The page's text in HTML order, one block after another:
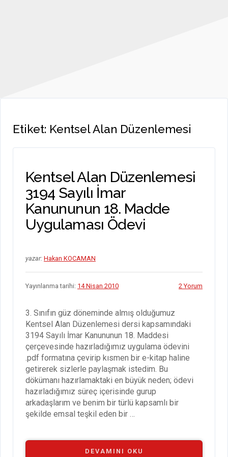
Etiket: Kentsel Alan Düzenlemesi
Kentsel Alan Düzenlemesi
3194 Sayılı İmar
Kanununun 18. Madde
Uygulaması Ödevi
yazar: Hakan KOCAMAN
Yayınlanma tarihi: 14 Nisan 2010 2 Yorum
3. Sınıfın güz döneminde almış olduğumuz
Kentsel Alan Düzenlemesi dersi kapsamındaki
3194 Sayılı İmar Kanununun 18. Maddesi
çerçevesinde hazırladığımız uygulama ödevini
.pdf formatına çevirip kısmen bir e-kitap haline
getirerek sizlerle paylaşmak istedim. Bu
dökümanı hazırlamaktaki en büyük neden; ödevi
hazırladığımız süreç içerisinde gurup
arkadaşlarım ve benim bir türlü kapsamlı bir
şekilde emsal teşkil eden bir …
DEVAMINI OKU